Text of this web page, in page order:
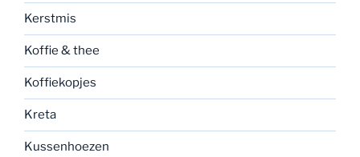
Kerstmis
Koffie & thee
Koffiekopjes
Kreta
Kussenhoezen